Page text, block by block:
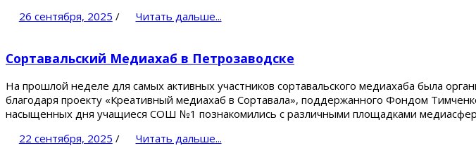
26 сентября, 2025 / Читать дальше...
Сортавальский Медиахаб в Петрозаводске
На прошлой неделе для самых активных участников сортавальского медиахаба была
благодаря проекту «Креативный медиахаб в Сортавала», поддержанного Фондом
насыщенных дня учащиеся СОШ №1 познакомились с различными площадками
22 сентября, 2025 /
Читать дальше...